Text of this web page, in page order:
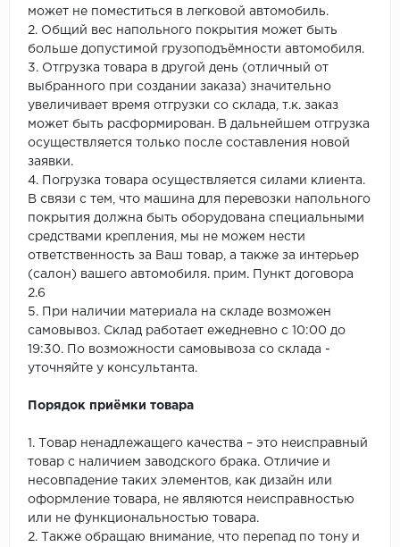
может не поместиться в легковой автомобиль.
2. Общий вес напольного покрытия может быть
больше допустимой грузоподъёмности автомобиля.
3. Отгрузка товара в другой день (отличный от
выбранного при создании заказа) значительно
увеличивает время отгрузки со склада, т.к. заказ
может быть расформирован. В дальнейшем отгрузка
осуществляется только после составления новой
заявки.
4. Погрузка товара осуществляется силами клиента.
В связи с тем, что машина для перевозки напольного
покрытия должна быть оборудована специальными
средствами крепления, мы не можем нести
ответственность за Ваш товар, а также за интерьер
(салон) вашего автомобиля. прим. Пункт договора
2.6
5. При наличии материала на складе возможен
самовывоз. Склад работает ежедневно с 10:00 до
19:30. По возможности самовывоза со склада -
уточняйте у консультанта.
Порядок приёмки товара
1. Товар ненадлежащего качества – это неисправный
товар с наличием заводского брака. Отличие и
несовпадение таких элементов, как дизайн или
оформление товара, не являются неисправностью
или не функциональностью товара.
2. Также обращаю внимание, что перепад по тону и